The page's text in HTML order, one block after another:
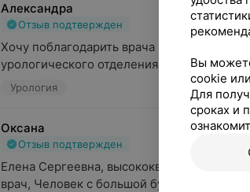
Александра
Отзыв подтвержден
Хочу поблагодарить врача 2 детской
урологического отделения за быстро
Урология
Оксана
Отзыв подтвержден
Елена Сергеевна,
врач, Человек с большой буквы!!!
Вы
cookie
Для
сроках и